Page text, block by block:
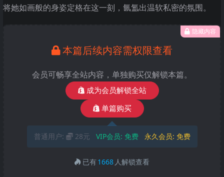
将她如画般的身姿定格在这一刻，氤氲出温软私密的氛围。
隐藏内容
本篇后续内容需权限查看
会员可畅享全站内容，单独购买仅解锁本篇。
成为会员解锁全站
单篇购买
普通用户: 28元 VIP会员: 免费 永久会员: 免费
已有1668 人解锁查看